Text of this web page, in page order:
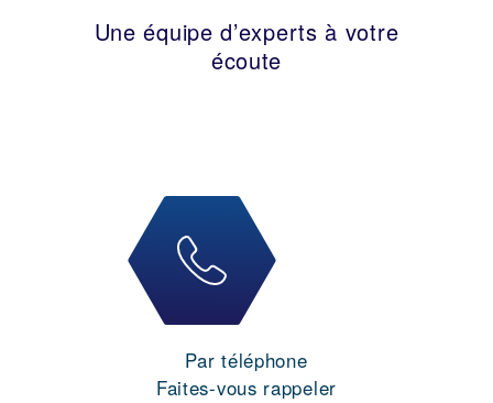
Une équipe d’experts à votre
écoute
Par téléphone
Faites-vous rappeler